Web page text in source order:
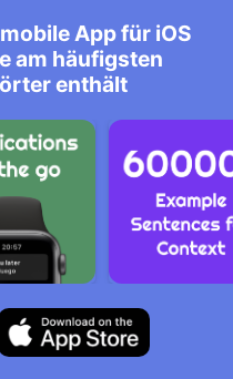
App für iOS
am häufigsten
enthält